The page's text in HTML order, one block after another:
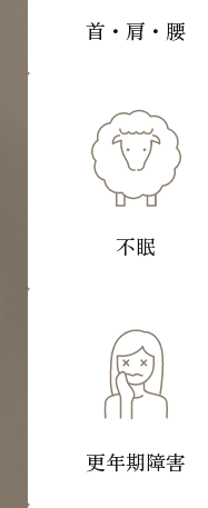
首・肩・腰
不眠
更年期障害